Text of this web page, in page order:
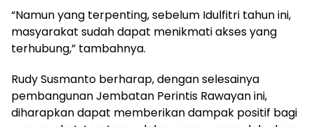
“Namun yang terpenting, sebelum Idulfitri tahun ini,
masyarakat sudah dapat menikmati akses yang
terhubung,” tambahnya.
Rudy Susmanto berharap, dengan selesainya
pembangunan Jembatan Perintis Rawayan ini,
diharapkan dapat memberikan dampak positif bagi